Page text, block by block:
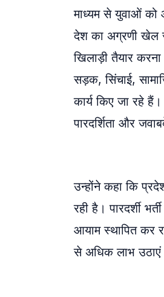
माध्यम से युवाओं को
देश का अग्रणी खेल
खिलाड़ी तैयार
सड़क, सिंचाई,
कार्य किए जा रहे
पारदर्शिता और
उन्होंने कहा कि
रही है। पारदर्शी
आयाम स्थापित कर
से अधिक लाभ उठाएं